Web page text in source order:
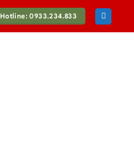
Hotline: 0933.234.833